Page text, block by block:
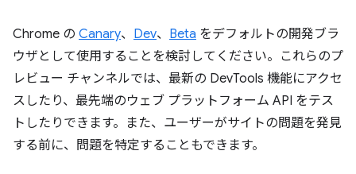
Chrome の Canary、 Dev、 Beta をデフォルトの開発ブラ
ウザとして使用することを検討してください。これらのプ
レビュー チャンネルでは、最新の DevTools 機能にアクセ
スしたり、最先端のウェブ プラットフォーム API をテス
トしたりできます。また、ユーザーがサイトの問題を発見
する前に、問題を特定することもできます。